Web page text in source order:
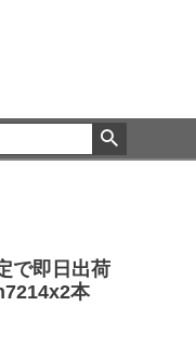
で即日出荷
本